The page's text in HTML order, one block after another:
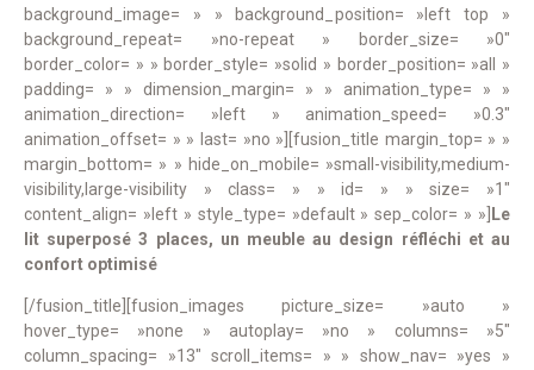
background_image= » » background_position= »left top »
background_repeat= »no-repeat » border_size= »0″
border_color= » » border_style= »solid » border_position= »all »
padding= » » dimension_margin= » » animation_type= » »
animation_direction= »left » animation_speed= »0.3″
animation_offset= » » last= »no »][fusion_title margin_top= » »
margin_bottom= » » hide_on_mobile= »small-visibility,medium-
visibility,large-visibility » class= » » id= » » size= »1″
content_align= »left » style_type= »default » sep_color= » »] Le
lit superposé 3 places, un meuble au design réfléchi et au
confort optimisé
[/fusion_title][fusion_images picture_size= »auto »
hover_type= »none » autoplay= »no » columns= »5″
column_spacing= »13″ scroll_items= » » show_nav= »yes »